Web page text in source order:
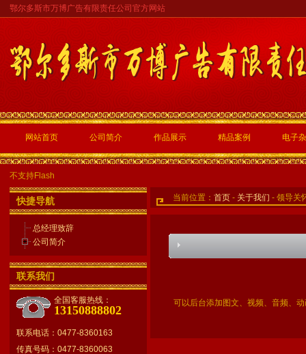
鄂尔多斯市万博广告有限责任公司官方网站
网站首页 公司简介 作品展示 精品案例 电子
不支持Flash
快捷导航
总经理致辞
公司简介
联系我们
全国客服热线：
13150888802
联系电话：0477-8360163
传真号码：0477-8360063
当前位置： 首页 - 关于我们 - 领导关
可以后台添加图文、视频、音频、